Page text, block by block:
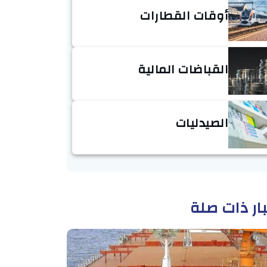
أوقات القطارات
القباضات المالية
الصيدليات
ذات صلة